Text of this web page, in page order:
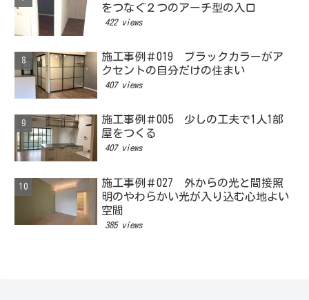
をつなぐ２つのアーチ型の入口
422 views
施工事例＃019 ブラックカラーがア
クセントの自分だけの住まい
407 views
施工事例＃005 少しの工夫で1人1部
屋をつくる
407 views
施工事例＃027 外からの光と間接照
明のやわらかい光が入り込む心地よい
空間
385 views